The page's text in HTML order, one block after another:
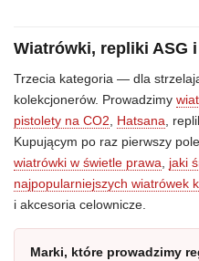
Wiatrówki, repliki ASG
Trzecia kategoria — dla
kolekcjonerów. Prowadzimy
pistolety na CO2
Hatsana ,
Kupującym po raz pierwszy
wiatrówki w świetle prawa
jaki
najpopularniejszych wiatrówek
i akcesoria celownicze.
Marki, które prowadzimy